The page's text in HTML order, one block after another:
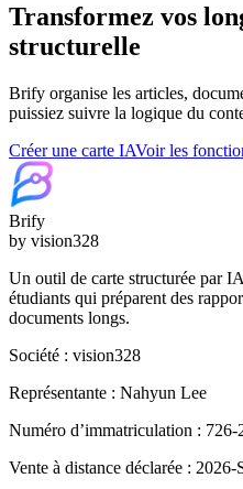
Transformez vos
structurelle
Brify organise les articles,
puissiez suivre la logique du
Créer une carte IAVoir les
Brify
by vision328
Un outil de carte structurée par
étudiants qui préparent des
documents longs.
Société : vision328
Représentante : Nahyun Lee
Numéro d’immatriculation : 726-
Vente à distance déclarée :